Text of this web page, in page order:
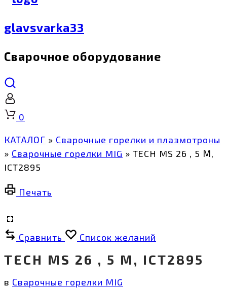
glavsvarka33
Сварочное оборудование
Корзина
0
КАТАЛОГ » Сварочные горелки и плазмотроны
» Сварочные горелки MIG » TECH MS 26 , 5 М,
ICT2895
Печать
Сравнить Список желаний
TECH MS 26 , 5 М, ICT2895
в Сварочные горелки MIG